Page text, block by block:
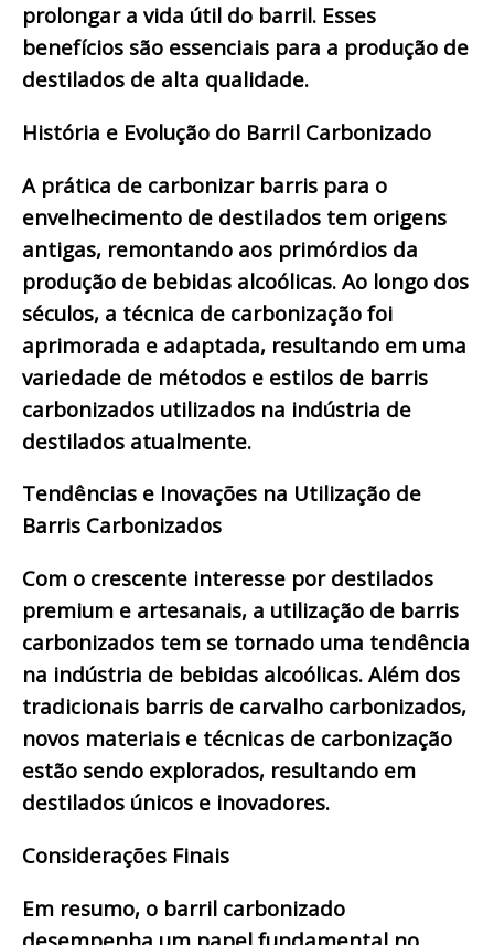
prolongar a vida útil do barril. Esses
benefícios são essenciais para a produção de
destilados de alta qualidade.
História e Evolução do Barril Carbonizado
A prática de carbonizar barris para o
envelhecimento de destilados tem origens
antigas, remontando aos primórdios da
produção de bebidas alcoólicas. Ao longo dos
séculos, a técnica de carbonização foi
aprimorada e adaptada, resultando em uma
variedade de métodos e estilos de barris
carbonizados utilizados na indústria de
destilados atualmente.
Tendências e Inovações na Utilização de
Barris Carbonizados
Com o crescente interesse por destilados
premium e artesanais, a utilização de barris
carbonizados tem se tornado uma tendência
na indústria de bebidas alcoólicas. Além dos
tradicionais barris de carvalho carbonizados,
novos materiais e técnicas de carbonização
estão sendo explorados, resultando em
destilados únicos e inovadores.
Considerações Finais
Em resumo, o barril carbonizado